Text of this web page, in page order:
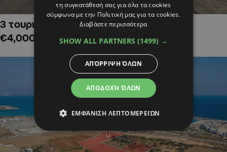
3 τουριστικά χωράφια στην Αλαμινό,
€4,000,000
τη συγκατάθεσή σας για όλα τα cookies
σύμφωνα με την Πολιτική μας για τα cookies.
Διαβάστε περισσότερα
SHOW ALL PARTNERS (1499) →
ΑΠΟΔΟΧΉ ΌΛΩΝ
ΑΠΌΡΡΙΨΗ ΌΛΩΝ
ΕΜΦΆΝΙΣΗ ΛΕΠΤΟΜΕΡΕΙΏΝ